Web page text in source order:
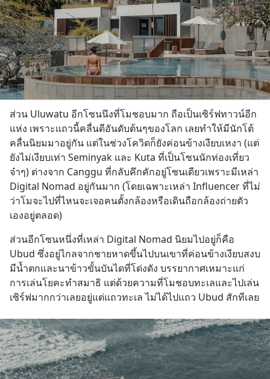
ส่วน Uluwatu อีกโซนนึงที่โมชอบมาก ถือเป็นเซิร์ฟทาวน์อีก
แห่ง เพราะแถวนี้คลื่นดีอันดับต้นๆของโลก เลยทำให้มีนักโต้
คลื่นนิยมมาอยู่กัน แต่ในช่วงโควิดก็ยังค่อนข้างเงียบเหงา (แต่
ยังไม่เงียบเท่า Seminyak และ Kuta ที่เป็นโซนนักท่องเที่ยว
จ๋าๆ) ต่างจาก Canggu ที่กลับคึกคักอยู่โซนเดียวเพราะมีเหล่า
Digital Nomad อยู่กันมาก (โดยเฉพาะเหล่า Influencer ที่ไม่
ว่าโมจะไปที่ไหนจะเจอคนตั้งกล้องหรือเดินถือกล้องถ่ายตัว
เองอยู่ตลอด)
ส่วนอีกโซนหนึ่งที่เหล่า Digital Nomad นิยมไปอยู่ก็คือ
Ubud ซึ่งอยู่ไกลจากชายหาดขึ้นไปบนเขาที่ค่อนข้างเงียบสงบ
มีน้ำตกและนาข้าวขั้นบันไดที่โด่งดัง บรรยากาศเหมาะแก่
การเล่นโยคะทำสมาธิ แต่ด้วยความที่โมชอบทะเลและไปเล่น
เซิร์ฟมากกว่าเลยอยู่แต่แถวทะเล ไม่ได้ไปแถว Ubud สักทีเลย